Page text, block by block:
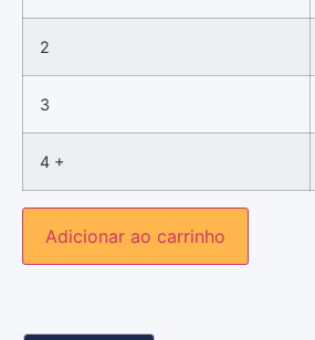
2
3
4 +
Adicionar ao carrinho